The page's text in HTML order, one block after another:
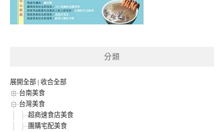
分類
展開全部 | 收合全部
台南美食
台灣美食
超商速食店美食
團購宅配美食